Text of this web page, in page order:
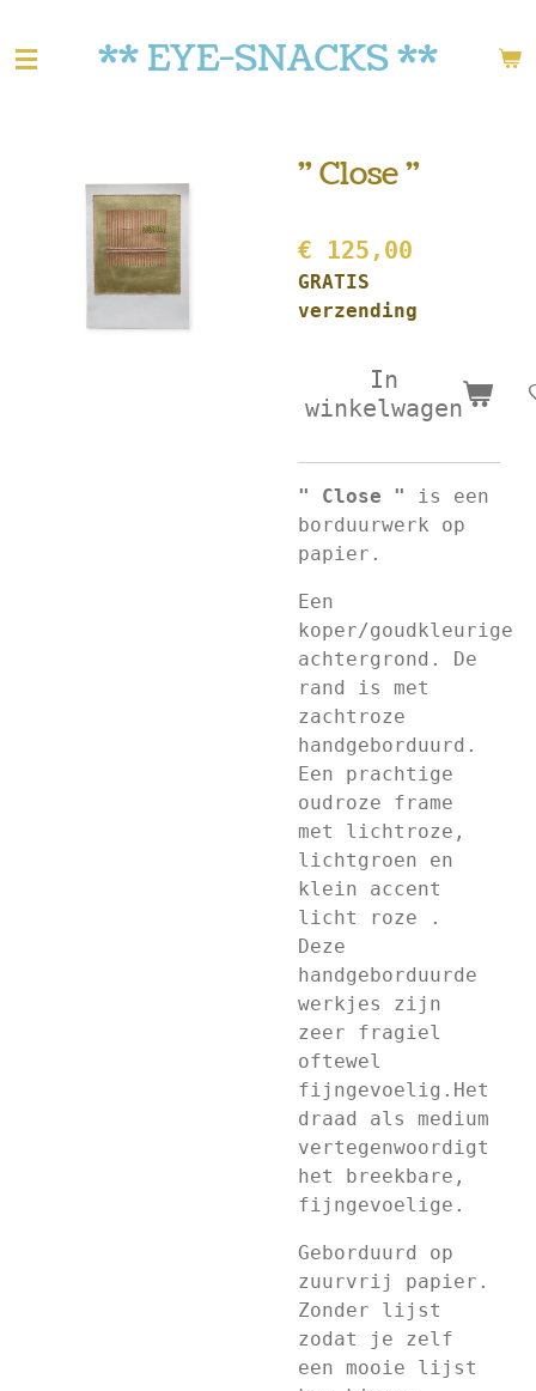
direct
** EYE-SNACKS **
" Close "
€ 125,00
GRATIS
verzending
In
winkelwagen
" Close "
is een
borduurwerk op
papier.
Een
koper/goudkleurige
achtergrond. De
rand is met
zachtroze
handgeborduurd.
Een prachtige
oudroze frame
met lichtroze,
lichtgroen en
klein accent
licht roze .
Deze
handgeborduurde
werkjes zijn
zeer fragiel
oftewel
fijngevoelig.Het
draad als medium
vertegenwoordigt
het breekbare,
fijngevoelige.
Geborduurd op
zuurvrij papier.
Zonder lijst
zodat je zelf
een mooie lijst